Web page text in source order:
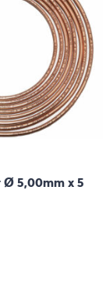
Ø 5,00mm x 5